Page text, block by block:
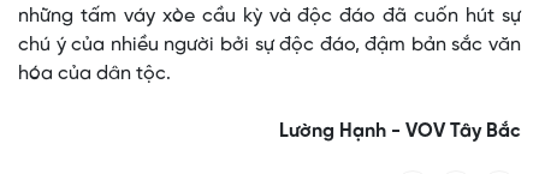
những tấm váy xòe cầu kỳ và độc đáo đã cuốn hút sự
chú ý của nhiều người bởi sự độc đáo, đậm bản sắc văn
hóa của dân tộc.
Lường Hạnh - VOV Tây Bắc